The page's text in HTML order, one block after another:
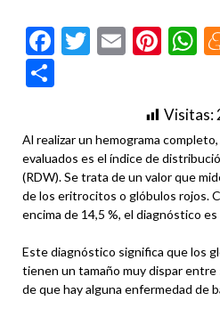
Facebook
Twitter
Email
Visitas:
Al realizar un hemograma
evaluados es el índice de
(RDW). Se trata de un valor que
de los eritrocitos o glóbulos rojos.
encima de 14,5 %, el diagnóstico
Este diagnóstico significa que los
tienen un tamaño muy dispar
de que hay alguna enfermedad de